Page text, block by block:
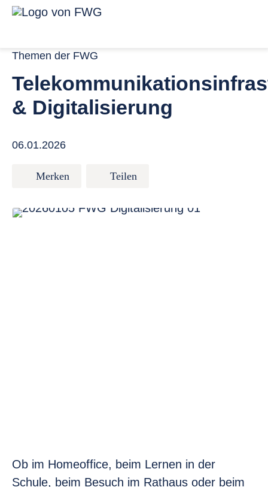
Zum Inhalt springen
Themen der FWG
& Digitalisierung
06.01.2026
Merken Teilen
Ob im Homeoffice, beim Lernen in der
Schule, beim Besuch im Rathaus oder beim